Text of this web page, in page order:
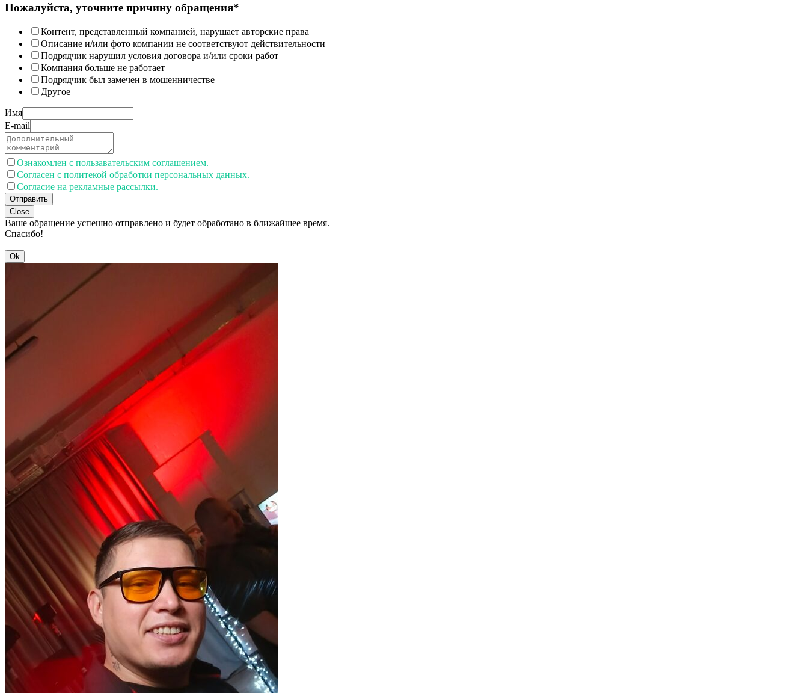
Пожалуйста, уточните причину обращения*
Контент, представленный компанией, нарушает авторские права
Описание и/или фото компании не соответствуют действительности
Подрядчик нарушил условия договора и/или сроки работ
Компания больше не работает
Подрядчик был замечен в мошенничестве
Другое
Имя
E-mail
Ознакомлен с пользавательским соглашением.
Согласен с политекой обработки персональных данных.
Согласие на рекламные рассылки.
Отправить
Close
Ваше обращение успешно отправлено и будет обработано в ближайшее время.
Спасибо!
Ok